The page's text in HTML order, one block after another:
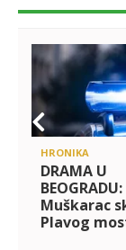
HRONIKA
DRAMA U
BEOGRADU:
Muškarac
Plavog